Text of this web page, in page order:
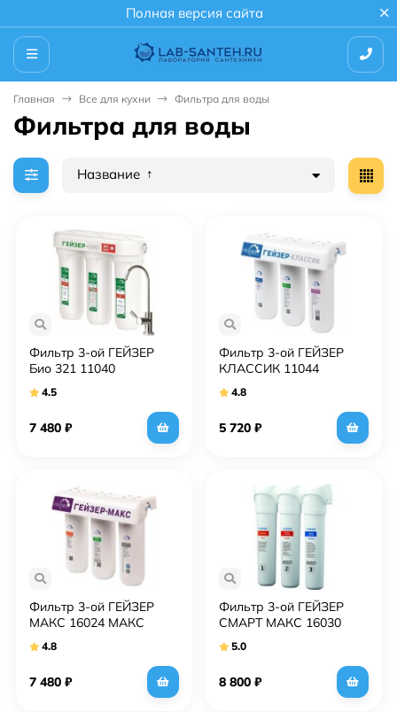
Полная версия сайта
Главная Все для кухни Фильтра для воды
Фильтра для воды
Название
Фильтр 3-ой ГЕЙЗЕР
Био 321 11040
4.5
7 480 ₽
Фильтр 3-ой ГЕЙЗЕР
КЛАССИК 11044
4.8
5 720 ₽
Фильтр 3-ой ГЕЙЗЕР
МАКС 16024 МАКС
4.8
7 480 ₽
Фильтр 3-ой ГЕЙЗЕР
СМАРТ МАКС 16030
5.0
8 800 ₽